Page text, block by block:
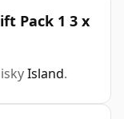
Pack 1 3 x
Island.